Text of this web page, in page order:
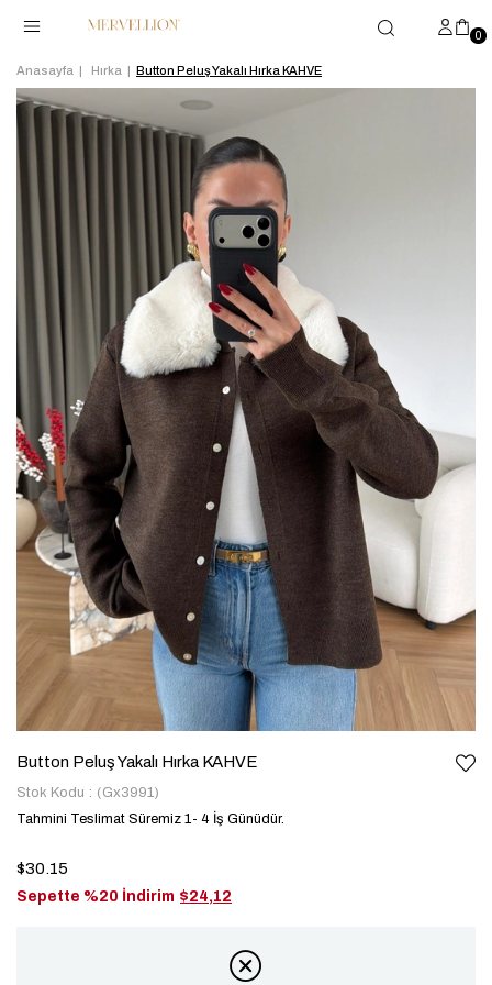
0
Anasayfa Hırka Button Peluş Yakalı Hırka KAHVE
Button Peluş Yakalı Hırka KAHVE
Stok Kodu
(Gx3991)
Tahmini Teslimat Süremiz 1- 4 İş Günüdür.
$30.15
Sepette %20 İndirim $24,12